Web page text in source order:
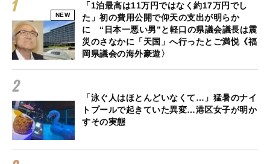
NEW
「1泊最高は11万円ではなく約17万円でし
た」初の費用公開で仰天の支出が明らか
に “日本一悪い男”と軽口の県議会議長は震
災のさなかに「天国」へ行ったとご満悦《福
岡県議会の海外豪遊〉
「泳ぐ人はほとんどいなくて…」猛暑のナイ
トプールで起きていた異変…港区女子が明か
すその実態